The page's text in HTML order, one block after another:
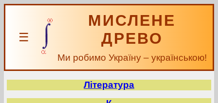
☰
МИСЛЕНЕ
ДРЕВО
Ми робимо Україну – українською!
Література